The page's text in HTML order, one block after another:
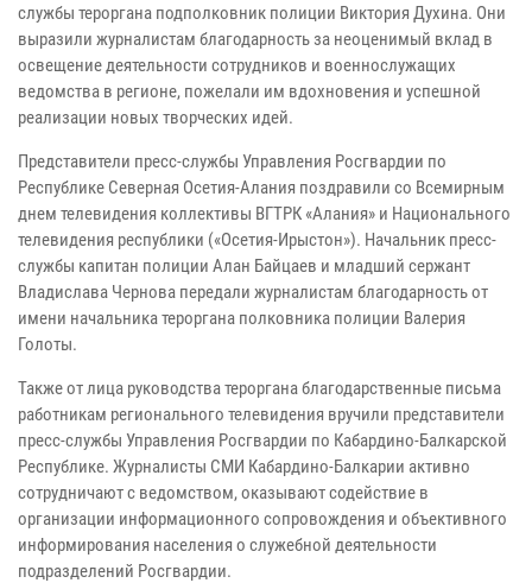
службы тероргана подполковник полиции Виктория Духина. Они
выразили журналистам благодарность за неоценимый вклад в
освещение деятельности сотрудников и военнослужащих
ведомства в регионе, пожелали им вдохновения и успешной
реализации новых творческих идей.
Представители пресс-службы Управления Росгвардии по
Республике Северная Осетия-Алания поздравили со Всемирным
днем телевидения коллективы ВГТРК «Алания» и Национального
телевидения республики («Осетия-Ирыстон»). Начальник пресс-
службы капитан полиции Алан Байцаев и младший сержант
Владислава Чернова передали журналистам благодарность от
имени начальника тероргана полковника полиции Валерия
Голоты.
Также от лица руководства тероргана благодарственные письма
работникам регионального телевидения вручили представители
пресс-службы Управления Росгвардии по Кабардино-Балкарской
Республике. Журналисты СМИ Кабардино-Балкарии активно
сотрудничают с ведомством, оказывают содействие в
организации информационного сопровождения и объективного
информирования населения о служебной деятельности
подразделений Росгвардии.